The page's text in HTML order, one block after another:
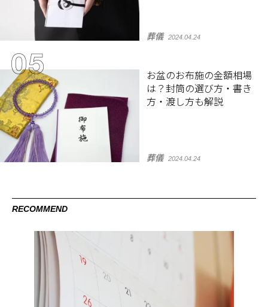
葬儀 2024.04.24
お盆のお布施の金額相場
は？封筒の選び方・書き
方・渡し方も解説
葬儀 2024.04.24
RECOMMEND